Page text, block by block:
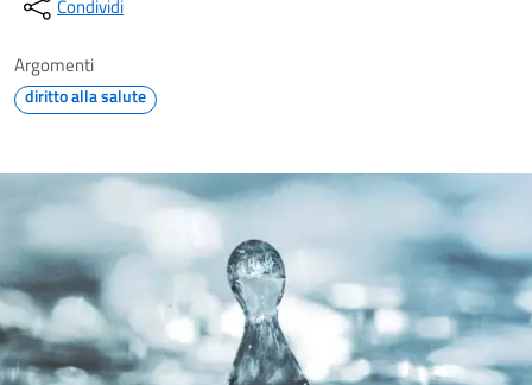
Condividi
Argomenti
diritto alla salute